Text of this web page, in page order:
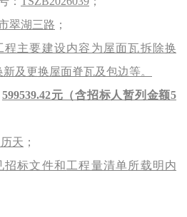
翠湖三路 ；
程主要建设内容为屋面瓦拆除换
及更换屋面脊瓦及包边等。
599539.42元（含招标人暂列金额5
天 ；
招标文件和工程量清单 所载明内